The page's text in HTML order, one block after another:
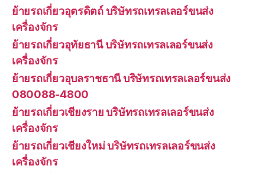
ย้ายรถเกี่ยวอุตรดิตถ์ บริษัทรถเทรลเลอร์ขนส่ง
เครื่องจักร
ย้ายรถเกี่ยวอุทัยธานี บริษัทรถเทรลเลอร์ขนส่ง
เครื่องจักร
ย้ายรถเกี่ยวอุบลราชธานี บริษัทรถเทรลเลอร์ขนส่ง
080088-4800
ย้ายรถเกี่ยวเชียงราย บริษัทรถเทรลเลอร์ขนส่ง
เครื่องจักร
ย้ายรถเกี่ยวเชียงใหม่ บริษัทรถเทรลเลอร์ขนส่ง
เครื่องจักร